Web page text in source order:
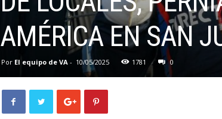
AMÉRICA EN SAN
Por El equipo de VA- 10/05/2025 1781 0